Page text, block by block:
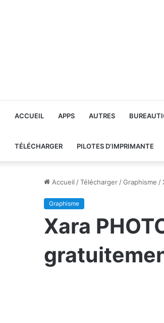
ACCUEIL APPS AUTRES
TÉLÉCHARGER PILOTES D’IMPRIMANTE
Accueil /Télécharger /Graphisme /
Graphisme
Xara